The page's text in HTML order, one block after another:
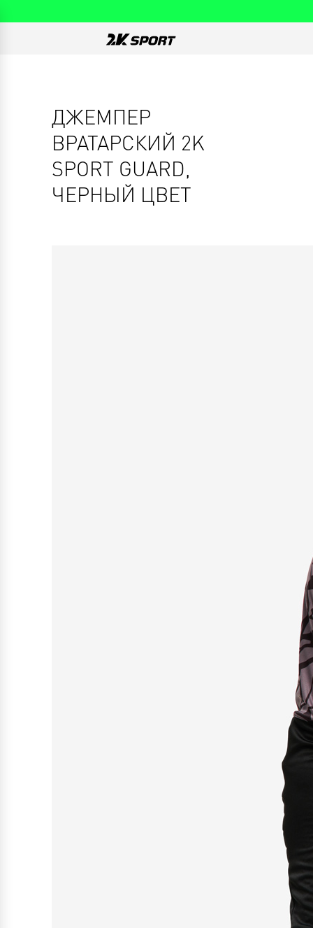
ДЖЕМПЕР
ВРАТАРСКИЙ 2K
SPORT GUARD,
ЧЕРНЫЙ ЦВЕТ